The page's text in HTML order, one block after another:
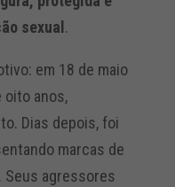
sexual .
em 18 de maio
oito anos,
Dias depois, foi
marcas de
Seus agressores